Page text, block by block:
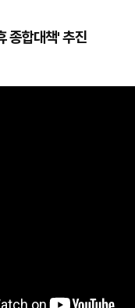
종합대책' 추진